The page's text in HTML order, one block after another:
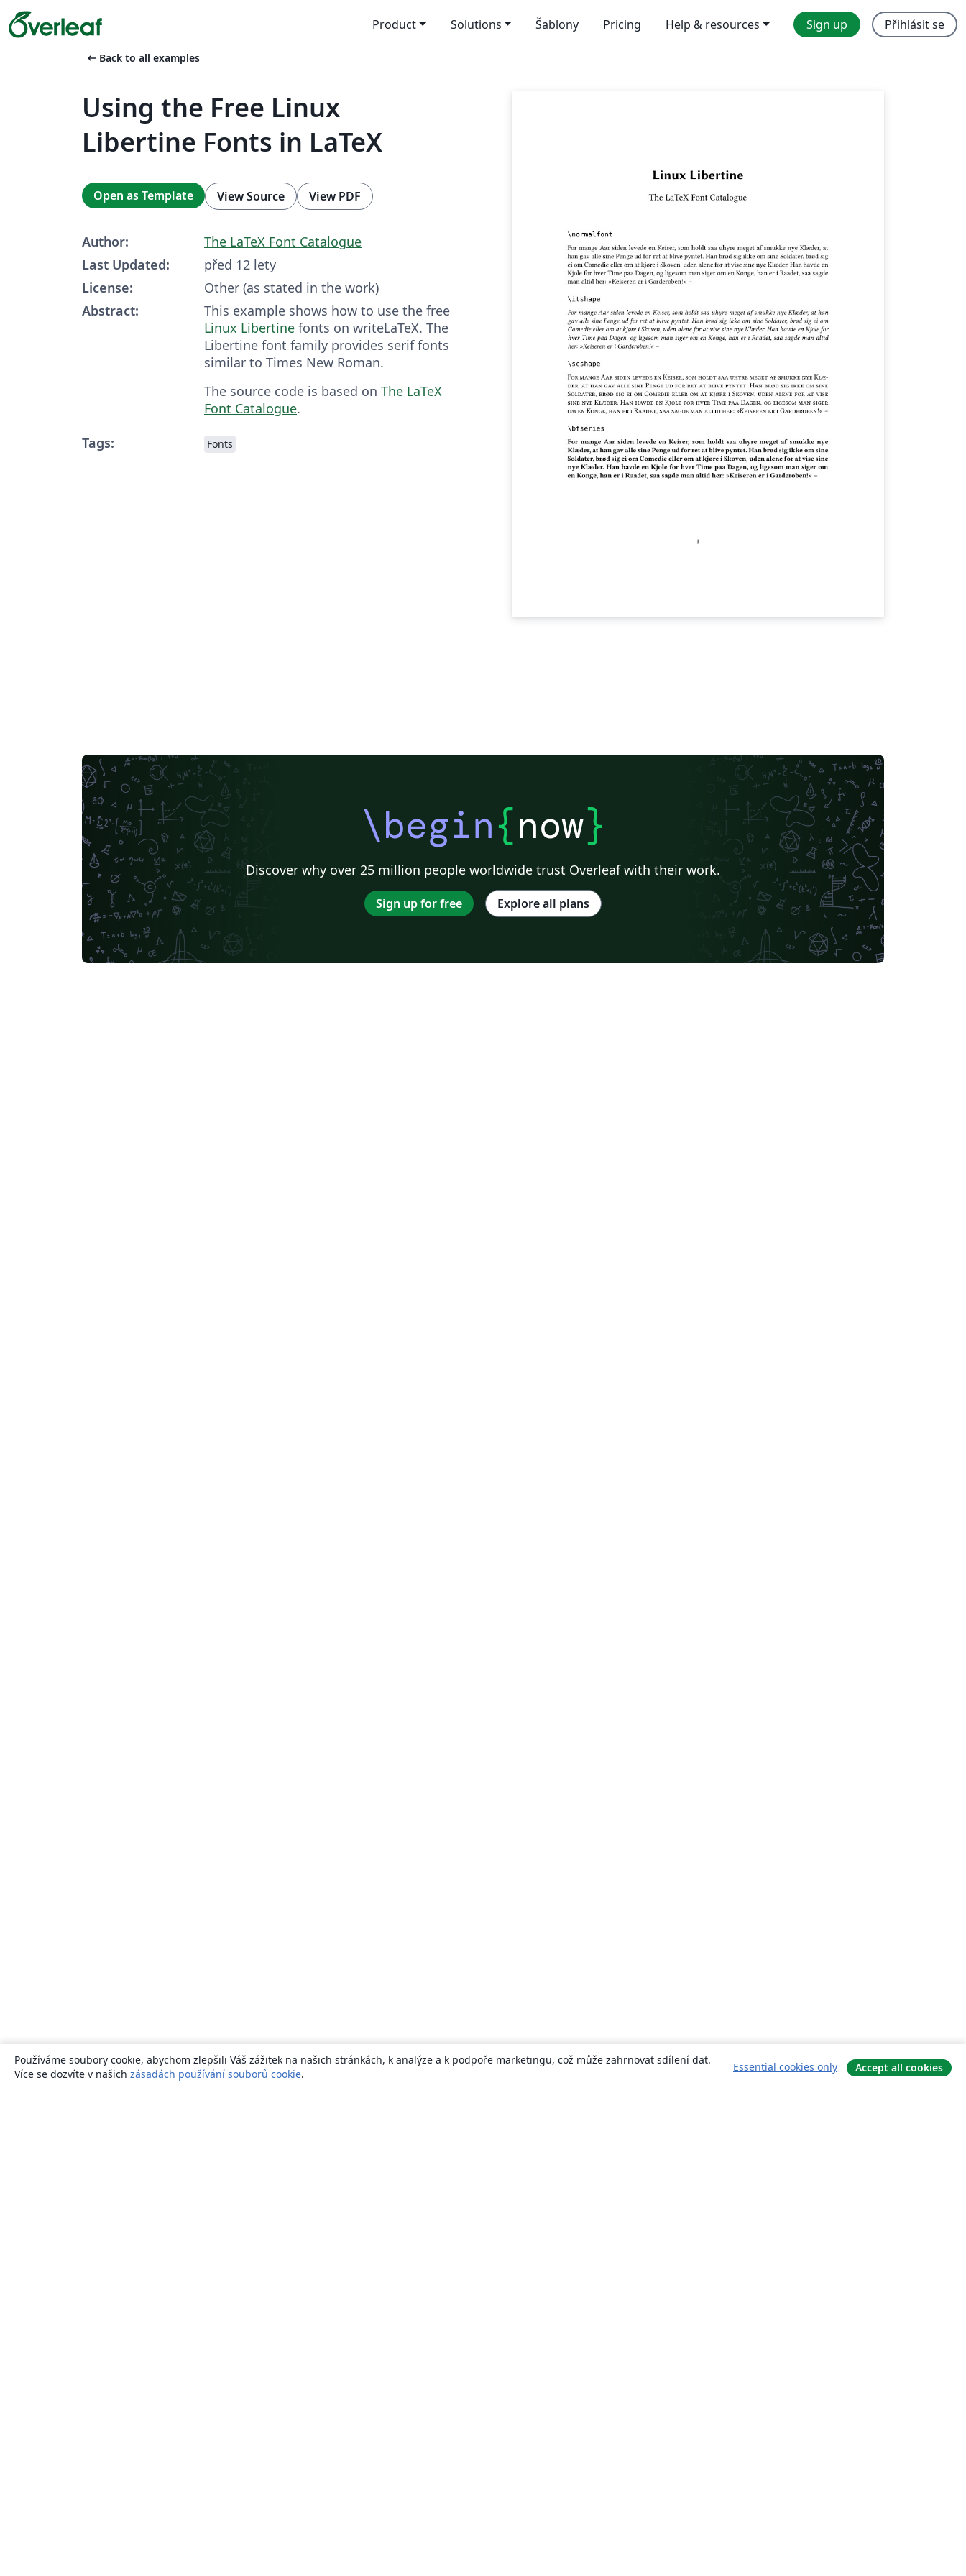
Product Solutions Šablony Pricing Help & resources Sign up Přihlásit se
arrow_left_alt Back to all examples
Using the Free Linux
Libertine Fonts in LaTeX
Open as Template View Source View PDF
Author:
The LaTeX Font Catalogue
Last Updated:
před 12 lety
License:
Other (as stated in the work)
Abstract:
This example shows how to use the free
Linux Libertine fonts on writeLaTeX. The
Libertine font family provides serif fonts
similar to Times New Roman.
The source code is based on The LaTeX
Font Catalogue.
Tags:
Fonts
\begin{now}
Discover why over 25 million people worldwide trust Overleaf with their work.
Sign up for free Explore all plans
Používáme soubory cookie, abychom zlepšili Váš zážitek na našich stránkách, k analýze a k podpoře marketingu, což může zahrnovat sdílení dat.
Více se dozvíte v našich zásadách používání souborů cookie.
Essential cookies only Accept all cookies